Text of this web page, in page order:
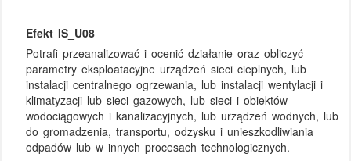
Efekt IS_U08
Potrafi przeanalizować i ocenić działanie oraz obliczyć
parametry eksploatacyjne urządzeń sieci cieplnych, lub
instalacji centralnego ogrzewania, lub instalacji wentylacji i
klimatyzacji lub sieci gazowych, lub sieci i obiektów
wodociągowych i kanalizacyjnych, lub urządzeń wodnych, lub
do gromadzenia, transportu, odzysku i unieszkodliwiania
odpadów lub w innych procesach technologicznych.